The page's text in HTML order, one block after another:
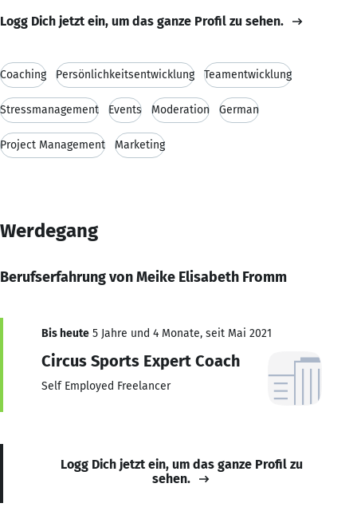
Logg Dich jetzt ein, um das ganze Profil zu sehen.
Coaching Persönlichkeitsentwicklung Teamentwicklung
Stressmanagement Events Moderation German
Project Management Marketing
Werdegang
Berufserfahrung von Meike Elisabeth Fromm
Bis heute 5 Jahre und 4 Monate, seit Mai 2021
Circus Sports Expert Coach
Self Employed Freelancer
Logg Dich jetzt ein, um das ganze Profil zu
sehen.